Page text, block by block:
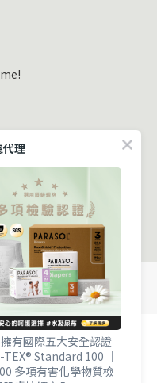
代理
有國際五大安全認證
TEX® Standard 100 ｜
多項有害化學物質檢